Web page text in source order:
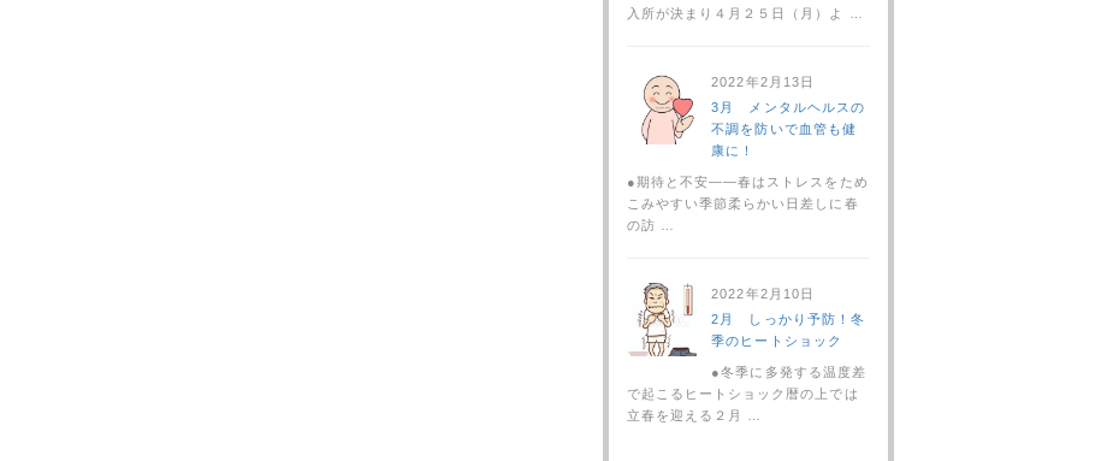
入所が決まり４月２５日（月）よ …
2022年2月13日
3月 メンタルヘルスの
不調を防いで血管も健
康に！
●期待と不安――春はストレスをため
こみやすい季節柔らかい日差しに春
の訪 …
2022年2月10日
2月 しっかり予防！冬
季のヒートショック
●冬季に多発する温度差
で起こるヒートショック暦の上では
立春を迎える２月 …